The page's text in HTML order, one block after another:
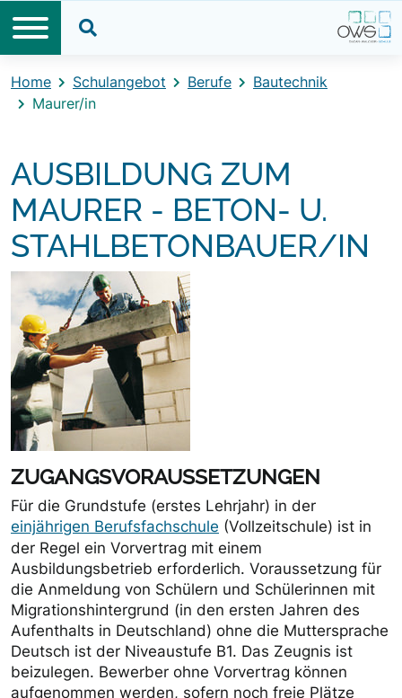
Home Schulangebot Berufe
Bautechnik
Maurer/in
AUSBILDUNG ZUM
MAURER - BETON- U.
STAHLBETONBAUER/IN
ZUGANGSVORAUSSETZUNGEN
Für die Grundstufe (erstes Lehrjahr) in der
einjährigen Berufsfachschule (Vollzeitschule) ist in
der Regel ein Vorvertrag mit einem
Ausbildungsbetrieb erforderlich. Voraussetzung für
die Anmeldung von Schülern und Schülerinnen mit
Migrationshintergrund (in den ersten Jahren des
Aufenthalts in Deutschland) ohne die Muttersprache
Deutsch ist der Niveaustufe B1. Das Zeugnis ist
beizulegen. Bewerber ohne Vorvertrag können
aufgenommen werden, sofern noch freie Plätze